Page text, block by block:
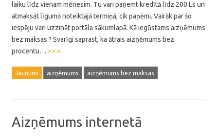
laiku līdz vienam mēnesim. Tu vari paņemt kredītā līdz 200 Ls un
atmaksāt līgumā noteiktajā termiņā, cik paņēmi. Vairāk par šo
iespēju vari uzzināt portāla sākumlapā. Kā iegūstams aizņēmums
bez maksas ? Svarīgi saprast, ka ātrais aizņēmums bez
procentu… >> »
Jaunumi aizņēmums aizņēmums bez maksas
Aizņēmums internetā